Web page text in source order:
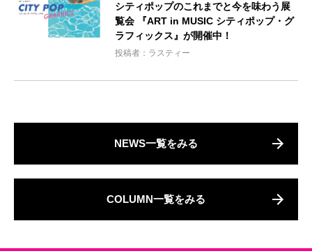
シティポップのこれまでと今を味わう展
覧会 『ART in MUSIC シティポップ・グ
ラフィックス』が開催中！
投稿者：ラスティー
NEWS一覧をみる
COLUMN一覧をみる